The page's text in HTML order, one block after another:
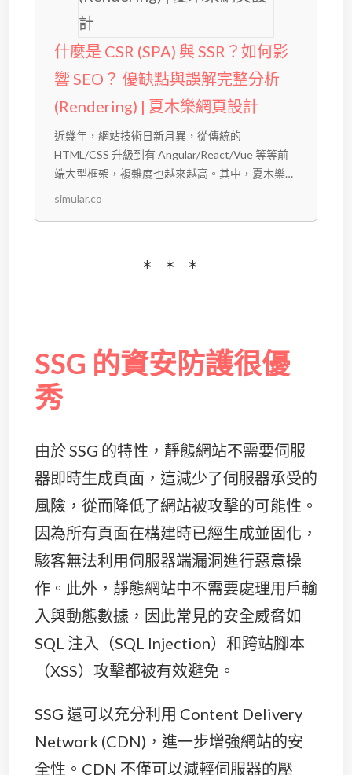
什麼是 CSR (SPA) 與 SSR？如何影
響 SEO？ 優缺點與誤解完整分析
(Rendering) | 夏木樂網頁設計
近幾年，網站技術日新月異，從傳統的
HTML/CSS 升級到有 Angular/React/Vue 等等前
端大型框架，複雜度也越來越高。其中，夏木樂經
常被客戶詢問的其中一個問題是：「能不能把網站
simular.co
SSG 的資安防護很優
秀
由於 SSG 的特性，靜態網站不需要伺服
器即時生成頁面，這減少了伺服器承受的
風險，從而降低了網站被攻擊的可能性。
因為所有頁面在構建時已經生成並固化，
駭客無法利用伺服器端漏洞進行惡意操
作。此外，靜態網站中不需要處理用戶輸
入與動態數據，因此常見的安全威脅如
SQL 注入（SQL Injection）和跨站腳本
（XSS）攻擊都被有效避免。
SSG 還可以充分利用 Content Delivery
Network (CDN)，進一步增強網站的安
全性。CDN 不僅可以減輕伺服器的壓